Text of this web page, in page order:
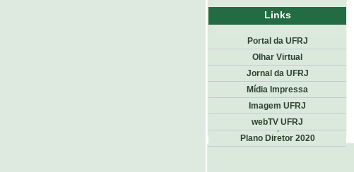
Links
Portal da UFRJ
Olhar Virtual
Jornal da UFRJ
Mídia Impressa
Imagem UFRJ
webTV UFRJ
Plano Diretor 2020
<< voltar Topo